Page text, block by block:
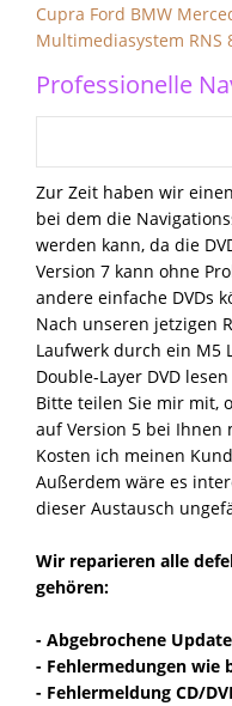
Cupra Ford BMW
Multimediasystem RNS
Professionelle
Zur Zeit haben wir
bei dem die
werden kann, da die
Version 7 kann ohne
andere einfache DVDs
Nach unseren jetzigen
Laufwerk durch ein M5
Double-Layer DVD
Bitte teilen Sie mir mit,
auf Version 5 bei Ihnen
Kosten ich meinen
Außerdem wäre es
dieser Austausch
Wir reparieren alle
gehören:
- Abgebrochene
- Fehlermedungen wie
- Fehlermeldung CD/